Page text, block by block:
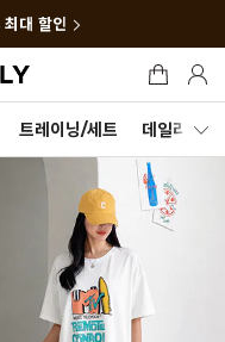
대 할인
트레이닝/세트 데일리세트